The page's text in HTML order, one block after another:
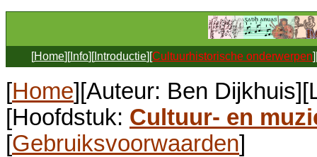
[Home][Info][Introductie][Cultuurhistorische onderwerpen
[Home][Auteur: Ben
[Hoofdstuk: Cultuur- en
[Gebruiksvoorwaarden]